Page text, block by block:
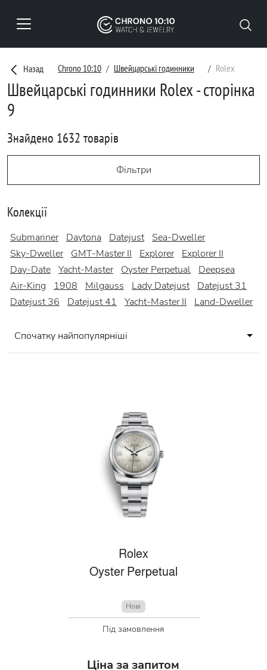
Назад Chrono 10:10 Швейцарські годинники Rolex
Швейцарські годинники Rolex - сторінка
9
Знайдено 1632 товарів
Фільтри
Колекції
Submariner Daytona Datejust
Sea-Dweller
Sky-Dweller
GMT-Master II Explorer
Explorer II
Day-Date Yacht-Master Oyster Perpetual
Deepsea
Air-King
1908 Milgauss Lady Datejust
Datejust 31
Datejust 36
Datejust 41 Yacht-Master II Land-Dweller
Спочатку найпопулярніші
Rolex
Oyster Perpetual
Нові
Під замовлення
Ціна за запитом